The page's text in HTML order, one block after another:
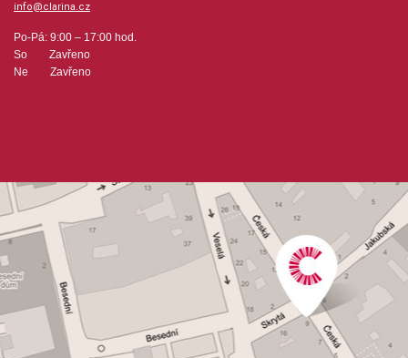
hudební úprava: texty
Obsazení: solo
info@clarina.cz
Po-Pá: 9:00 – 17:00 hod.
So Zavřeno
Ne Zavřeno